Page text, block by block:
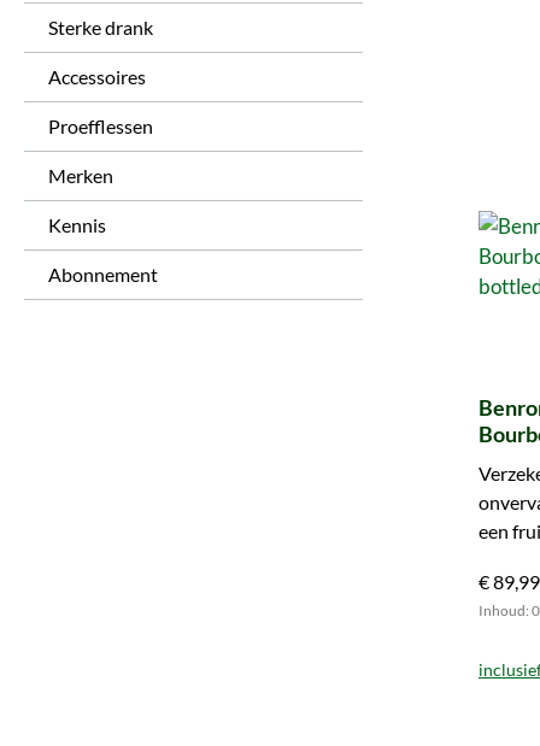
Sterke drank
Accessoires
Proefflessen
Merken
Kennis
Abonnement
een
€ 89,99
Inhoud: